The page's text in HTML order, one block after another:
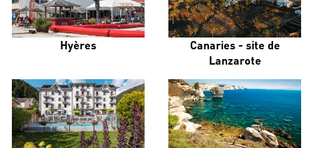
Hyères
Canaries - site de
Lanzarote